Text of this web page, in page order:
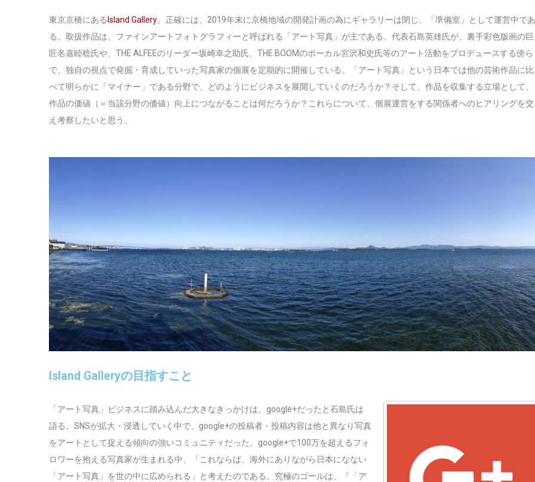
東京京橋にある Island Gallery。正確には、2019年末に京橋地域の開発計画の為にギャラリーは閉じ、「準備室」として運営中であ
る。取扱作品は、ファインアートフォトグラフィーと呼ばれる「アート写真」が主である。代表石島英雄氏が、裏手彩色版画の巨
匠名嘉睦稔氏や、THE ALFEEのリーダー坂崎幸之助氏、THE BOOMのボーカル宮沢和史氏等のアート活動をプロデュースする傍ら
で、独自の視点で発掘・育成していった写真家の個展を定期的に開催している。「アート写真」という日本では他の芸術作品に比
べて明らかに「マイナー」である分野で、どのようにビジネスを展開していくのだろうか？そして、作品を収集する立場として、
作品の価値（＝当該分野の価値）向上につながることは何だろうか？これらについて、個展運営をする関係者へのヒアリングを交
え考察したいと思う。
Island Galleryの目指すこと
「アート写真」ビジネスに踏み込んだ大きなきっかけは、google+だったと石島氏は
語る。SNSが拡大・浸透していく中で、google+の投稿者・投稿内容は他と異なり写真
をアートとして捉える傾向の強いコミュニティだった。google+で100万を超えるフォ
ロワーを抱える写真家が生まれる中、「これならば、海外にありながら日本になない
「アート写真」を世の中に広められる」と考えたのである。究極のゴールは、『「ア